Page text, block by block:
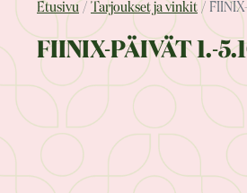
Etusivu Tarjoukset ja vinkit
FIINIX-PÄIVÄT 1.-